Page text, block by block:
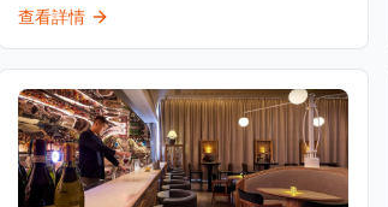
配佳餚的會席料理，同時提供廚師發辦壽司
中「時令食材」的精神。季節性輪換的無菜
單套餐定價為港幣1,580元，帶領食客展開多
道菜式的美食之旅。餐廳位於H Queen's，
提供精緻用餐體驗，採預約制服務。
查看詳情